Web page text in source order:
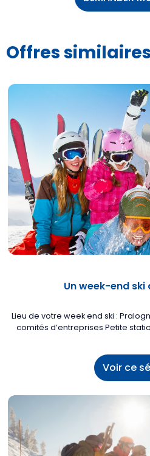
Offres similaires
Un week-end ski
Lieu de votre week end ski :
comités d’entreprises Petite
Voir ce